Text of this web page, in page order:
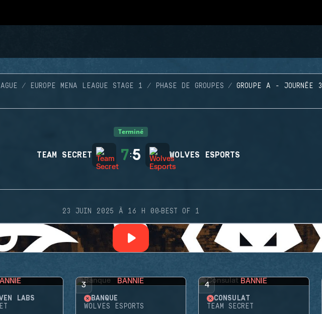
EUROPE MENA LEAGUE STAGE 1 PHASE DE GROUPES GROUPE A - JOURNÉE 3
Terminé
TEAM SECRET 7:5 WOLVES ESPORTS
23 JUIN 2025 À 16 H 00·BEST OF 1
LABS
3 BANNIE
BANQUE
WOLVES ESPORTS
4 BANNIE
CONSULAT
TEAM SECRET